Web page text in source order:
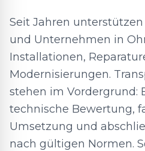
Seit Jahren
und Unternehmen in
Installationen,
Modernisierungen.
stehen im Vordergrund:
technische Bewertung,
Umsetzung und
nach gültigen Normen.